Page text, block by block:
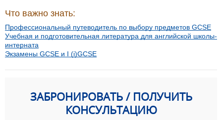
Что важно знать:
Профессиональный путеводитель по выбору предметов GCSE
Учебная и подготовительная литература для английской школы-
интерната
Экзамены GCSE и I (i)GCSE
ЗАБРОНИРОВАТЬ / ПОЛУЧИТЬ
КОНСУЛЬТАЦИЮ